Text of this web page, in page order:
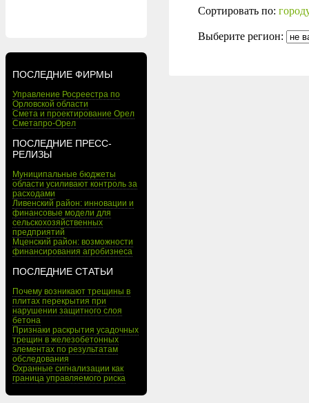
ПОСЛЕДНИЕ ФИРМЫ
Управление Росреестра по
Орловской области
Смета и проектирование Орел
Сметапро-Орел
ПОСЛЕДНИЕ ПРЕСС-
РЕЛИЗЫ
Муниципальные бюджеты
области усиливают контроль за
расходами
Ливенский район: инновации и
финансовые модели для
сельскохозяйственных
предприятий
Мценский район: возможности
финансирования агробизнеса
ПОСЛЕДНИЕ СТАТЬИ
Почему возникают трещины в
плитах перекрытия при
нарушении защитного слоя
бетона
Признаки раскрытия усадочных
трещин в железобетонных
элементах по результатам
обследования
Охранные сигнализации как
граница управляемого риска
Сортировать по:
Выберите регион: